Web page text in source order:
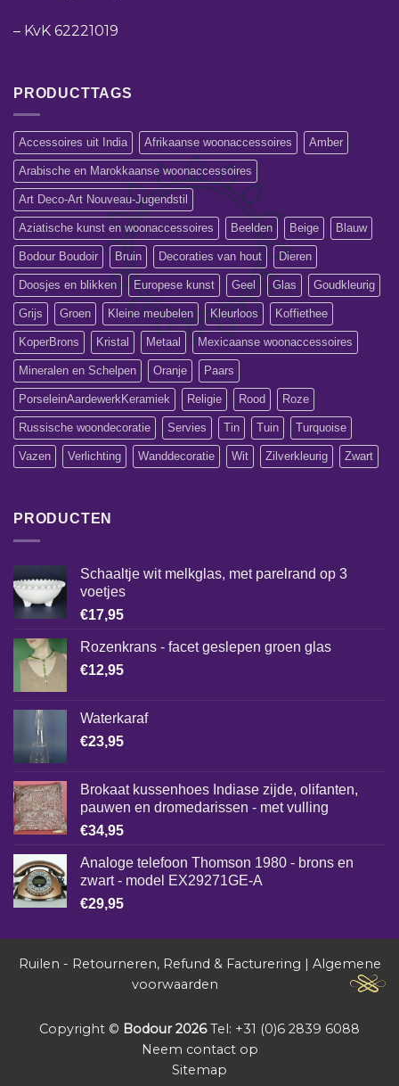
– KvK 62221019
PRODUCTTAGS
Accessoires uit India Afrikaanse woonaccessoires Amber
Arabische en Marokkaanse woonaccessoires
Art Deco-Art Nouveau-Jugendstil
Aziatische kunst en woonaccessoires Beelden Beige Blauw
Bodour Boudoir Bruin Decoraties van hout Dieren
Doosjes en blikken Europese kunst Geel Glas Goudkleurig
Grijs Groen Kleine meubelen Kleurloos Koffiethee
KoperBrons Kristal Metaal Mexicaanse woonaccessoires
Mineralen en Schelpen Oranje Paars
PorseleinAardewerkKeramiek Religie Rood Roze
Russische woondecoratie Servies Tin Tuin Turquoise
Vazen Verlichting Wanddecoratie Wit Zilverkleurig Zwart
PRODUCTEN
Schaaltje wit melkglas, met parelrand op 3
voetjes
€17,95
Rozenkrans - facet geslepen groen glas
€12,95
Waterkaraf
€23,95
Brokaat kussenhoes Indiase zijde, olifanten,
pauwen en dromedarissen - met vulling
€34,95
Analoge telefoon Thomson 1980 - brons en
zwart - model EX29271GE-A
€29,95
Ruilen - Retourneren, Refund & Facturering
Algemene
voorwaarden
Copyright © Bodour 2026Tel: +31 (0)6 2839 6088
Neem contact op
Sitemap